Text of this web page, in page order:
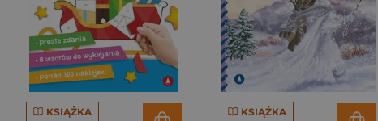
KSIĄŻKA KSIĄŻKA